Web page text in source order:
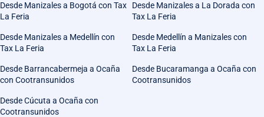
Desde Manizales a Bogotá con Tax
La Feria
Desde Manizales a La Dorada con
Tax La Feria
Desde Manizales a Medellín con
Tax La Feria
Desde Medellín a Manizales con
Tax La Feria
Desde Barrancabermeja a Ocaña
con Cootransunidos
Desde Bucaramanga a Ocaña con
Cootransunidos
Desde Cúcuta a Ocaña con
Cootransunidos